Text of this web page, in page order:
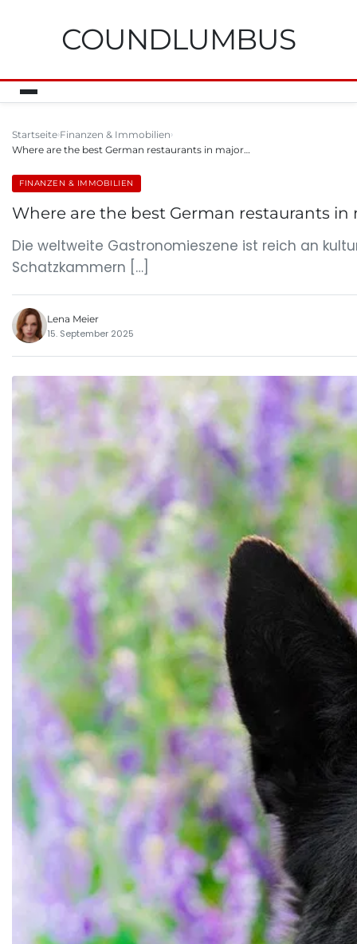
COUNDLUMBUS
Startseite Finanzen & Immobilien
Where are the best German restaurants in major…
FINANZEN & IMMOBILIEN
Where are the best German restaurants
Die weltweite Gastronomieszene ist reich an
Schatzkammern […]
Lena Meier
15. September 2025